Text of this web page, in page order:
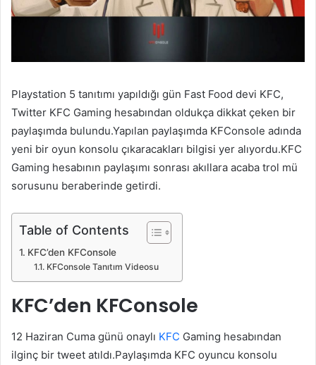
Playstation 5 tanıtımı yapıldığı gün Fast Food devi KFC,
Twitter KFC Gaming hesabından oldukça dikkat çeken bir
paylaşımda bulundu.Yapılan paylaşımda KFConsole adında
yeni bir oyun konsolu çıkaracakları bilgisi yer alıyordu.KFC
Gaming hesabının paylaşımı sonrası akıllara acaba trol mü
sorusunu beraberinde getirdi.
Table of Contents
KFC’den KFConsole
KFConsole Tanıtım Videosu
KFC’den KFConsole
12 Haziran Cuma günü onaylı KFC Gaming hesabından
ilginç bir tweet atıldı.Paylaşımda KFC oyuncu konsolu